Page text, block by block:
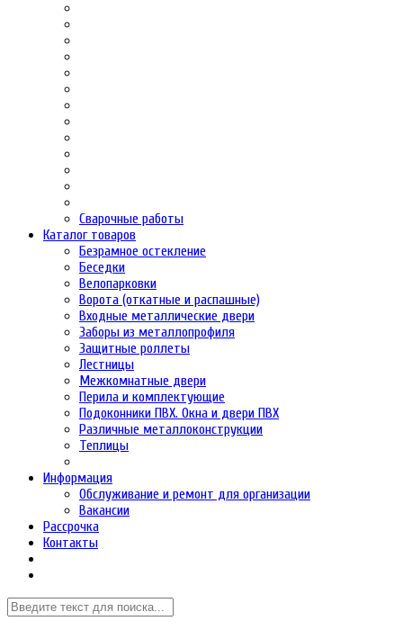
Сварочные работы
Каталог товаров
Безрамное остекление
Беседки
Велопарковки
Ворота (откатные и распашные)
Входные металлические двери
Заборы из металлопрофиля
Защитные роллеты
Лестницы
Межкомнатные двери
Перила и комплектующие
Подоконники ПВХ. Окна и двери ПВХ
Различные металлоконструкции
Теплицы
Информация
Обслуживание и ремонт для организации
Вакансии
Рассрочка
Контакты